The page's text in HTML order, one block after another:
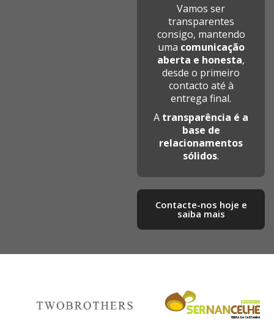
Vamos ser
transparentes
consigo, mantendo
uma comunicação
aberta e honesta,
desde o primeiro
contacto até à
entrega final.
A transparência é a
base de
relacionamentos
sólidos.
Contacte-nos hoje e
saiba mais​